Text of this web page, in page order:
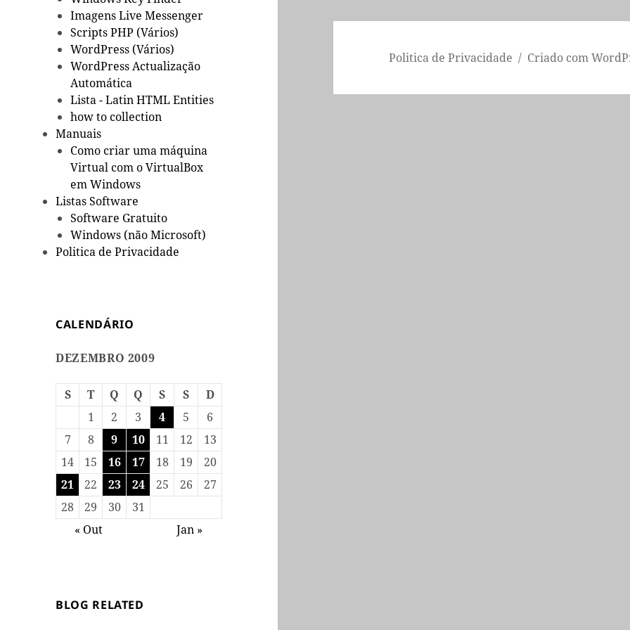
Imagens Live Messenger
Scripts PHP (Vários)
WordPress (Vários)
WordPress Actualização
Automática
Lista - Latin HTML Entities
how to collection
Manuais
Como criar uma máquina
Virtual com o VirtualBox
em Windows
Listas Software
Software Gratuito
Windows (não Microsoft)
Politica de Privacidade
CALENDÁRIO
DEZEMBRO 2009
S T Q Q S S
D
1
2 3 4 5
6
7
8 9 10 11 12
13
14
15 16 17 18 19
20
21
22 23 24 25 26
27
28
29 30
31
« Out
Jan »
BLOG RELATED
Politica de Privacidade Criado com